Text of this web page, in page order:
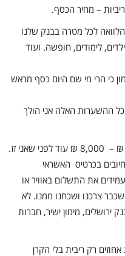
– מחיר הכסף.
באזור ה – 6,000 ₪ , הלוואה לכל מטרה בבנק שלנו
עזרה לילדים, לימודים, חופשה. ועוד
כי הרי מי שם היום כסף מראש
שקל בחודש, כל ההשערות האלה אני הולך
–
8,000 ₪ עוד לפני שאני זז.
בכרטיס האשראי
את התשלום באוויר או
צרכנו ושכחנו ממנו. לא
ירושלים, מימון ישיר, חברות
רק ריבית בלי הקרן